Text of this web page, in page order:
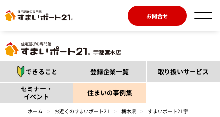
お問合せ
できること 登録企業一覧
取り扱いサービス
セミナー・
イベント
住まいの事例集
ホーム > お近くのすまいポート21 > 栃木県 >
すまいポート21宇